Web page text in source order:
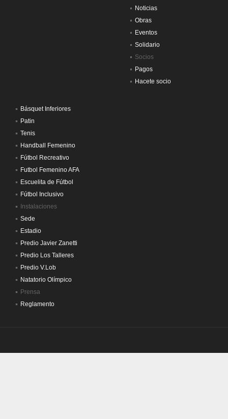
Noticias
Obras
Eventos
Solidario
Socios
Pagos
Hacete socio
Básquet Inferiores
Patin
Tenis
Handball Femenino
Fútbol Recreativo
Futbol Femenino AFA
Escuelita de Fútbol
Fútbol Inclusivo
Instalaciones
Sede
Estadio
Predio Javier Zanetti
Predio Los Talleres
Predio V.Lob
Natatorio Olímpico
Prensa
Reglamento